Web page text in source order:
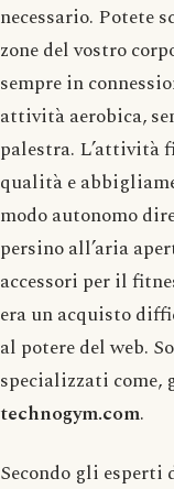
necessario. Potete
zone del vostro
sempre in
attività aerobica,
palestra. L’attività
qualità e
modo autonomo
persino all’aria
accessori per il
era un acquisto
al potere del web.
specializzati come,
technogym.com.
Secondo gli esperti